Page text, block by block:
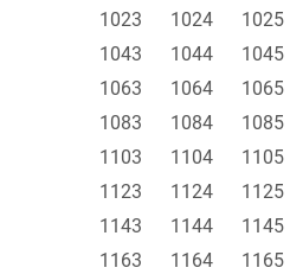
1023
1024 1025
1043
1044 1045
1063
1064 1065
1083
1084 1085
1103
1104 1105
1123
1124 1125
1143
1144 1145
1163
1164 1165